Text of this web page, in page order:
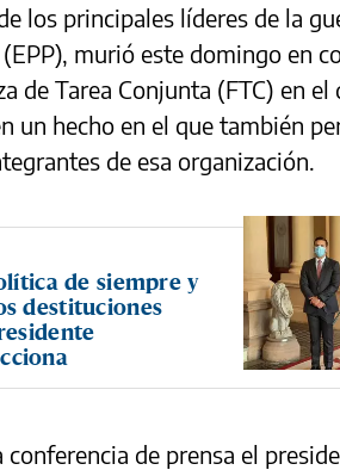
los principales líderes de la
murió este domingo en
de Tarea Conjunta (FTC) en
un hecho en el que también
de esa organización.
de siempre y
destituciones
de prensa el